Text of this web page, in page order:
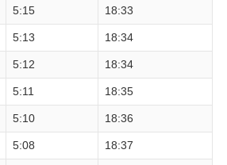
5:15 18:33
5:13 18:34
5:12 18:34
5:11 18:35
5:10 18:36
5:08 18:37